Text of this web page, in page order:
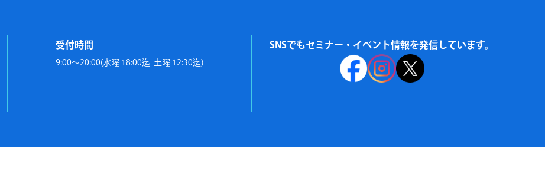
受付時間
9:00～20:00(水曜 18:00迄 土曜 12:30迄)
SNSでもセミナー・イベント情報を発信しています。